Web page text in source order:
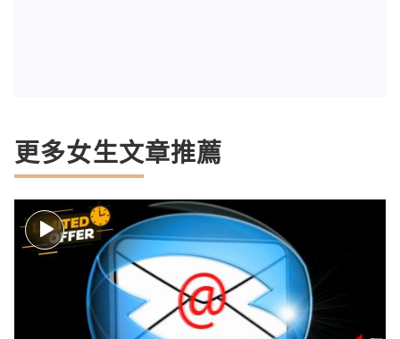
更多女生文章推薦